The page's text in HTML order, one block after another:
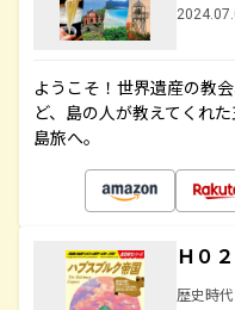
ようこそ！世界遺産の教
ど、島の人が教えてくれ
島旅へ。
Ｈ０
歴史時代